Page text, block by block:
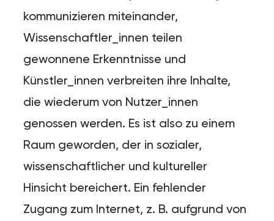
kommunizieren miteinander,
Wissenschaftler_innen teilen
gewonnene Erkenntnisse und
Künstler_innen verbreiten ihre Inhalte,
die wiederum von Nutzer_innen
genossen werden. Es ist also zu einem
Raum geworden, der in sozialer,
wissenschaftlicher und kultureller
Hinsicht bereichert. Ein fehlender
Zugang zum Internet, z. B. aufgrund von